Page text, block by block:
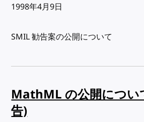
出版日:
1998年4月9日
SMIL 勧告案の公開について
MathML の公開につい
告)